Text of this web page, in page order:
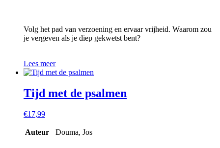
Volg het pad van verzoening en ervaar vrijheid. Waarom zou
je vergeven als je diep gekwetst bent?
Lees meer
Tijd met de psalmen
€17,99
Auteur Douma, Jos